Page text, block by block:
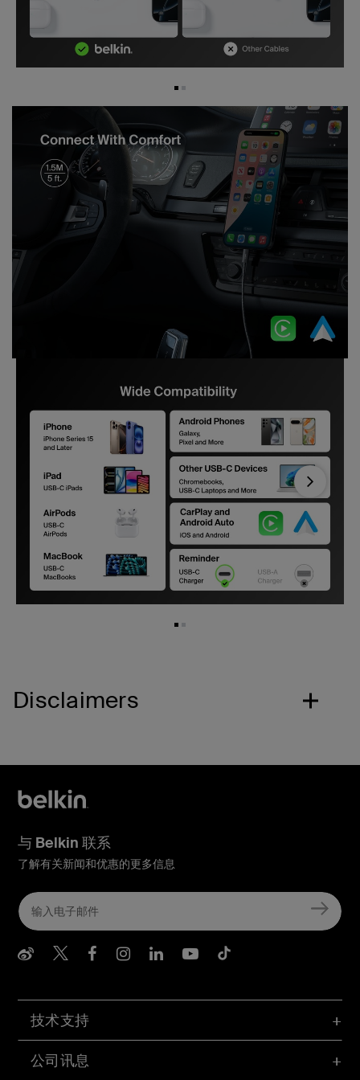
Next
Disclaimers
技术支持
公司讯息
与 Belkin 联系
了解有关新闻和优惠的更多信息
Belkin Weibo
Belkin Twitter
Belkin Facebook
Belkin Instagram
Belkin LInkedIn
Belkin Youtube
Belkin